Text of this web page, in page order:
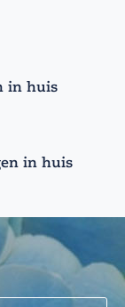
in huis
in huis